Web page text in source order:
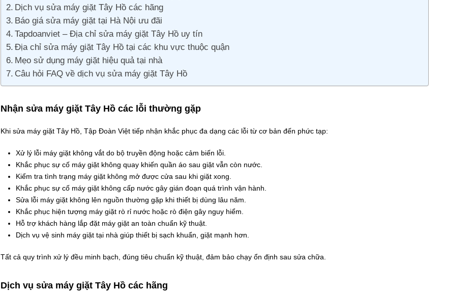
Dịch vụ sửa máy giặt Tây Hồ các hãng
Báo giá sửa máy giặt tại Hà Nội ưu đãi
Tapdoanviet – Địa chỉ sửa máy giặt Tây Hồ uy tín
Địa chỉ sửa máy giặt Tây Hồ tại các khu vực thuộc quận
Mẹo sử dụng máy giặt hiệu quả tại nhà
Câu hỏi FAQ về dịch vụ sửa máy giặt Tây Hồ
Nhận sửa máy giặt Tây Hồ các lỗi thường gặp
Khi sửa máy giặt Tây Hồ, Tập Đoàn Việt tiếp nhận khắc phục đa dạng các lỗi từ cơ bản đến phức tạp:
Xử lý lỗi máy giặt không vắt do bộ truyền động hoặc cảm biến lỗi.
Khắc phục sự cố máy giặt không quay khiến quần áo sau giặt vẫn còn nước.
Kiểm tra tình trạng máy giặt không mở được cửa sau khi giặt xong.
Khắc phục sự cố máy giặt không cấp nước gây gián đoạn quá trình vận hành.
Sửa lỗi máy giặt không lên nguồn thường gặp khi thiết bị dùng lâu năm.
Khắc phục hiện tượng máy giặt rò rỉ nước hoặc rò điện gây nguy hiểm.
Hỗ trợ khách hàng lắp đặt máy giặt an toàn chuẩn kỹ thuật.
Dịch vụ vệ sinh máy giặt tại nhà giúp thiết bị sạch khuẩn, giặt mạnh hơn.
Tất cả quy trình xử lý đều minh bạch, đúng tiêu chuẩn kỹ thuật, đảm bảo chạy ổn định sau sửa chữa.
Dịch vụ sửa máy giặt Tây Hồ các hãng